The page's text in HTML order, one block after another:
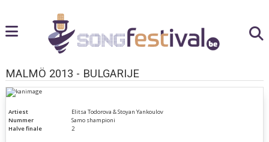
MALMÖ 2013 - BULGARIJE
Artiest
Elitsa Todorova & Stoyan Yankoulov
Nummer
Samo shampioni
Halve finale
2